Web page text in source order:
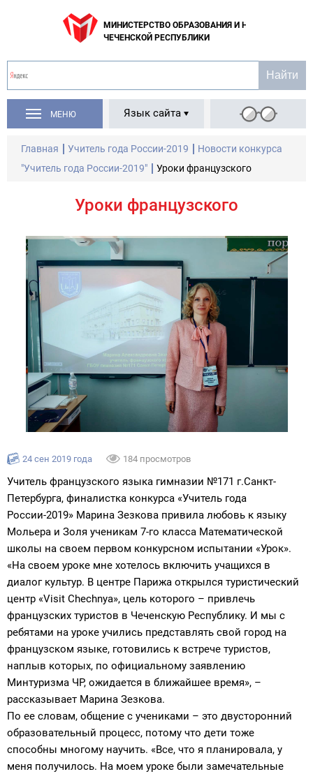
МИНИСТЕРСТВО ОБРАЗОВАНИЯ И НАУКИ
ЧЕЧЕНСКОЙ РЕСПУБЛИКИ
МЕНЮ Язык сайта
Главная Учитель года России-2019
Новости конкурса
"Учитель года России-2019"
Уроки французского
Уроки французского
24 сен 2019 года 184 просмотров
Учитель французского языка гимназии №171 г.Санкт-
Петербурга, финалистка конкурса «Учитель года
России-2019» Марина Зезкова привила любовь к языку
Мольера и Золя ученикам 7-го класса Математической
школы на своем первом конкурсном испытании «Урок».
«На своем уроке мне хотелось включить учащихся в
диалог культур. В центре Парижа открылся туристический
центр «Visit Chechnya», цель которого – привлечь
французских туристов в Чеченскую Республику. И мы с
ребятами на уроке учились представлять свой город на
французском языке, готовились к встрече туристов,
наплыв которых, по официальному заявлению
Минтуризма ЧР, ожидается в ближайшее время», –
рассказывает Марина Зезкова.
По ее словам, общение с учениками – это двусторонний
образовательный процесс, потому что дети тоже
способны многому научить. «Все, что я планировала, у
меня получилось. На моем уроке были замечательные